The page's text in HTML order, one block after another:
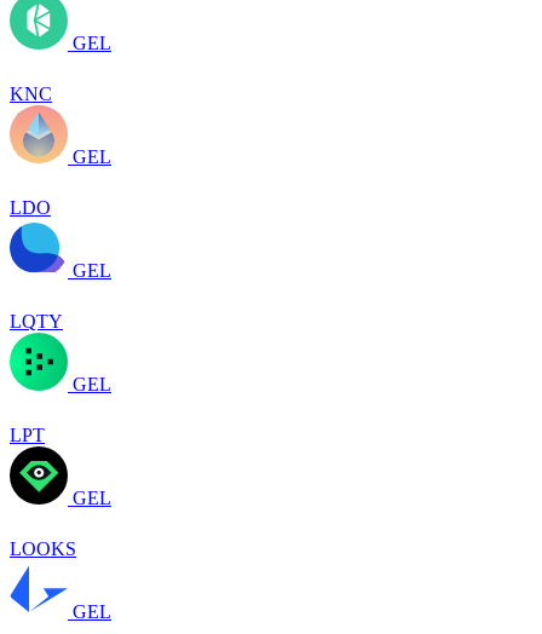
GEL
KNC
GEL
LDO
GEL
LQTY
GEL
LPT
GEL
LOOKS
GEL